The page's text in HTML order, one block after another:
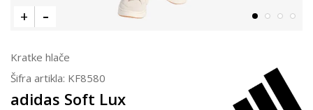
Kratke hlače
Šifra artikla: KF8580
adidas Soft Lux